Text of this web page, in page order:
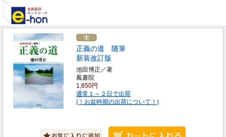
正義の道 随筆
新装改訂版
池田博正／著
鳳書院
1,650円
通常１～２日で出荷
(！お盆時期の出荷について！)